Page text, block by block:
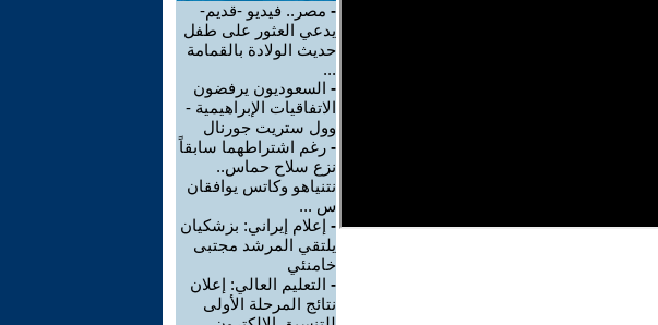
- مصر.. فيديو -قديم-
يدعي العثور على طفل
حديث الولادة بالقمامة
...
- السعوديون يرفضون
الاتفاقيات الإبراهيمية -
وول ستريت جورنال
- رغم اشتراطهما سابقاً
نزع سلاح حماس..
نتنياهو وكاتس يوافقان
س ...
- إعلام إيراني: بزشكيان
يلتقي المرشد مجتبى
خامنئي
- التعليم العالي: إعلان
نتائج المرحلة الأولى